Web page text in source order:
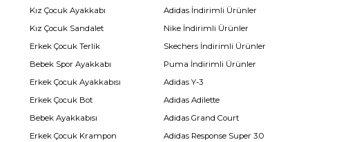
Kız Çocuk Ayakkabı
Kız Çocuk Sandalet
Erkek Çocuk Terlik
Bebek Spor Ayakkabı
Erkek Çocuk Ayakkabısı
Erkek Çocuk Bot
Bebek Ayakkabısı
Erkek Çocuk Krampon
Adidas İndirimli Ürünler
Nike İndirimli Ürünler
Skechers İndirimli Ürünler
Puma İndirimli Ürünler
Adidas Y-3
Adidas Adilette
Adidas Grand Court
Adidas Response Super 3.0